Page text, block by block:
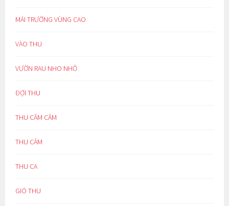
MÁI TRƯỜNG VÙNG CAO
VÀO THU
VƯỜN RAU NHO NHỎ
ĐỢI THU
THU CĂM CĂM
THU CẢM
THU CA
GIÓ THU